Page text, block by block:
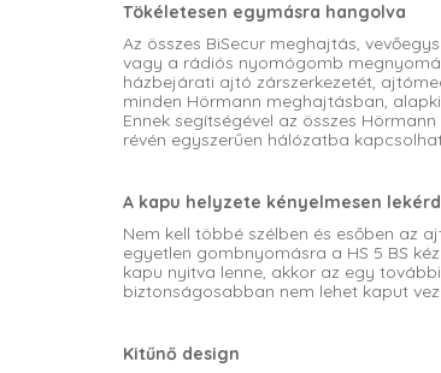
Tökéletesen egymásra hangolva
Az összes BiSecur meghajtás,
vagy a rádiós nyomógomb
házbejárati ajtó zárszerkezetét,
minden Hörmann meghajtásban,
Ennek segítségével az összes
révén egyszerűen hálózatba
A kapu helyzete kényelmesen
Nem kell többé szélben és esőben az
egyetlen gombnyomásra a HS 5 BS
kapu nyitva lenne, akkor az egy
biztonságosabban nem lehet kaput
Kitűnő design